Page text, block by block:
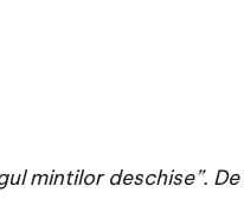
mintilor deschise”.